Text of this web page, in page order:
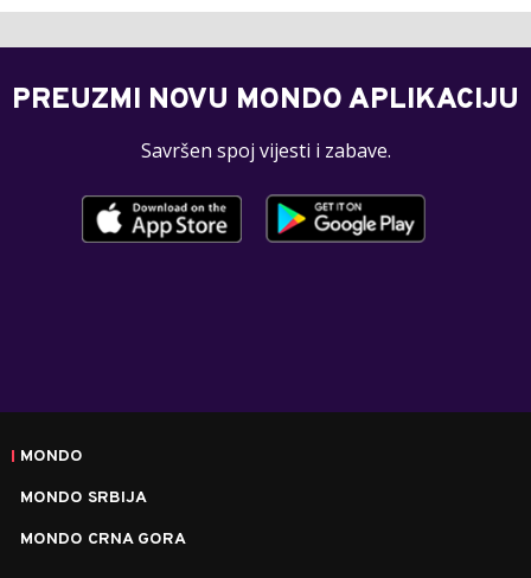
PREUZMI NOVU MONDO APLIKACIJU
Savršen spoj vijesti i zabave.
MONDO
MONDO SRBIJA
MONDO CRNA GORA